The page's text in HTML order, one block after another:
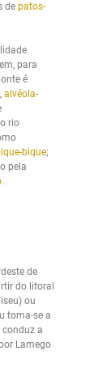
de patos-
para
é
, alvéola-
rio
bique;
pela
.
de
do litoral
ou
toma-se a
conduz a
Lamego